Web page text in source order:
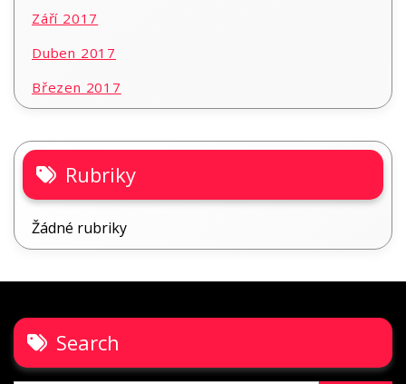
Září 2017
Duben 2017
Březen 2017
Rubriky
Žádné rubriky
Search